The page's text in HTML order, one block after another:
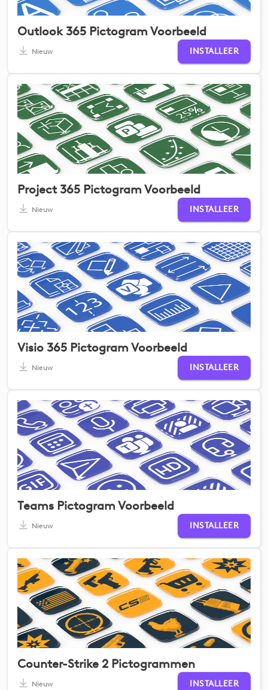
Outlook 365 Pictogram Voorbeeld
Nieuw INSTALLEER
Project 365 Pictogram Voorbeeld
Nieuw INSTALLEER
Visio 365 Pictogram Voorbeeld
Nieuw INSTALLEER
Teams Pictogram Voorbeeld
Nieuw INSTALLEER
Counter-Strike 2 Pictogrammen
Nieuw INSTALLEER